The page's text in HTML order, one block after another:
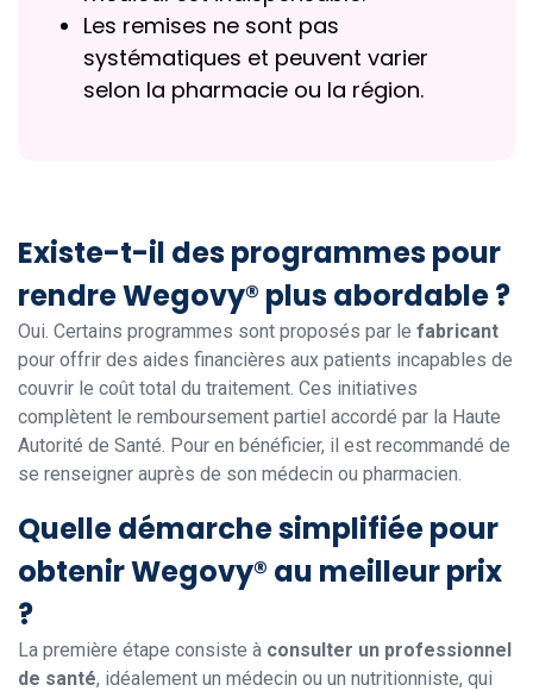
Les remises ne sont pas
systématiques et peuvent varier
selon la pharmacie ou la région.
Existe-t-il des programmes pour
rendre Wegovy® plus abordable ?
Oui. Certains programmes sont proposés par le fabricant
pour offrir des aides financières aux patients incapables de
couvrir le coût total du traitement. Ces initiatives
complètent le remboursement partiel accordé par la Haute
Autorité de Santé. Pour en bénéficier, il est recommandé de
se renseigner auprès de son médecin ou pharmacien.
Quelle démarche simplifiée pour
obtenir Wegovy® au meilleur prix
?
La première étape consiste à consulter un professionnel
de santé, idéalement un médecin ou un nutritionniste, qui